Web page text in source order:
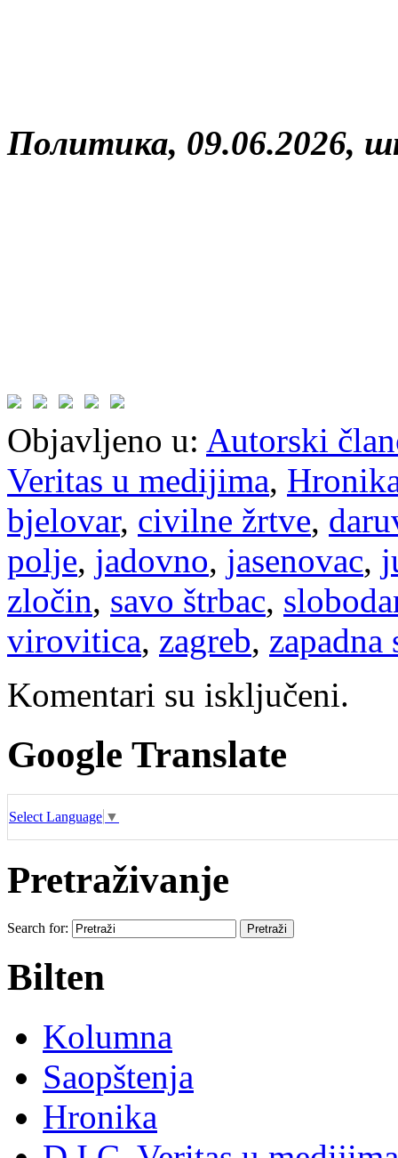
Политика, 09.06.2026,
Objavljeno u: Autorski
Veritas u medijima,
bjelovar, civilne žrtve,
polje, jadovno, jasenovac,
zločin, savo štrbac,
virovitica, zagreb,
Komentari su isključeni.
Google Translate
Select Language ▼
Pretraživanje
Search for:
Bilten
Kolumna
Saopštenja
Hronika